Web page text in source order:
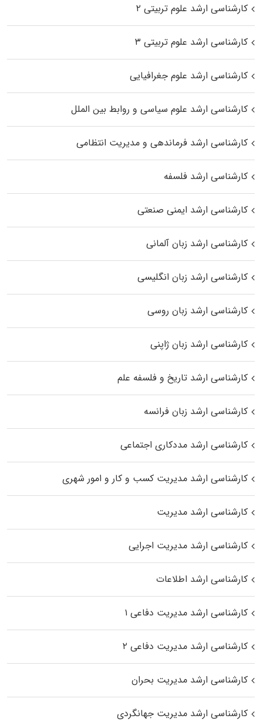
کارشناسی ارشد علوم تربیتی ۲
کارشناسی ارشد علوم تربیتی ۳
کارشناسی ارشد علوم جغرافیایی
کارشناسی ارشد علوم سیاسی و روابط بین الملل
کارشناسی ارشد فرماندهی و مدیریت انتظامی
کارشناسی ارشد فلسفه
کارشناسی ارشد ایمنی صنعتی
کارشناسی ارشد زبان آلمانی
کارشناسی ارشد زبان انگلیسی
کارشناسی ارشد زبان روسی
کارشناسی ارشد زبان ژاپنی
کارشناسی ارشد تاریخ و فلسفه علم
کارشناسی ارشد زبان فرانسه
کارشناسی ارشد مددکاری اجتماعی
کارشناسی ارشد مدیریت کسب و کار و امور شهری
کارشناسی ارشد مدیریت
کارشناسی ارشد مدیریت اجرایی
کارشناسی ارشد اطلاعات
کارشناسی ارشد مدیریت دفاعی ۱
کارشناسی ارشد مدیریت دفاعی ۲
کارشناسی ارشد مدیریت بحران
کارشناسی ارشد مدیریت جهانگردی